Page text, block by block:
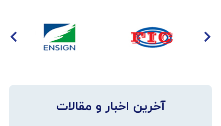
آخرین اخبار و مقالات